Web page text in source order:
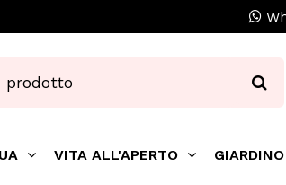
VITA ALL'APERTO GIARDINO